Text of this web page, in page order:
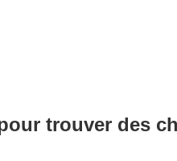
trouver des